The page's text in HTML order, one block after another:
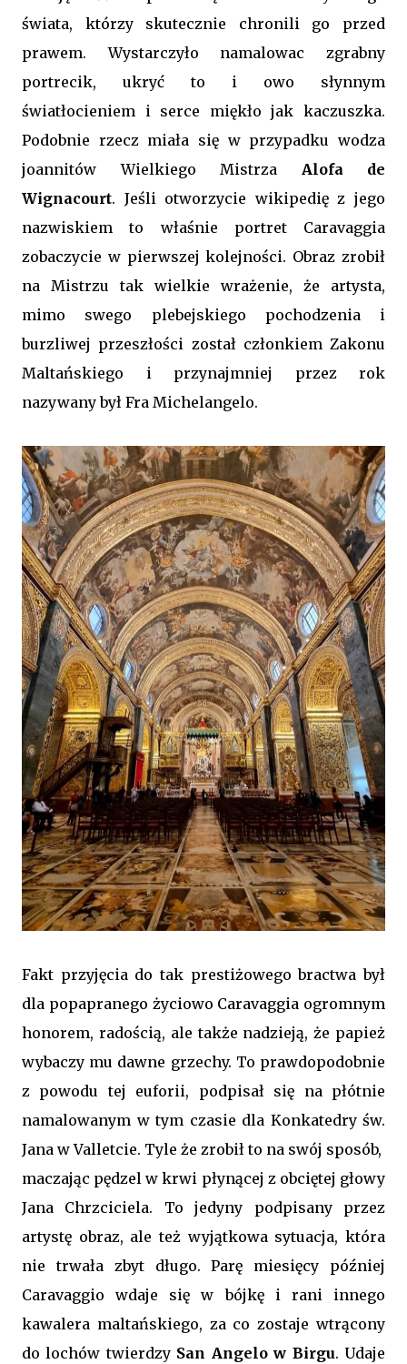
świata, którzy skutecznie chronili go przed
prawem. Wystarczyło namalowac zgrabny
portrecik, ukryć to i owo słynnym
światłocieniem i serce miękło jak kaczuszka.
Podobnie rzecz miała się w przypadku wodza
joannitów Wielkiego Mistrza Alofa de
Wignacourt. Jeśli otworzycie wikipedię z jego
nazwiskiem to właśnie portret Caravaggia
zobaczycie w pierwszej kolejności. Obraz zrobił
na Mistrzu tak wielkie wrażenie, że artysta,
mimo swego plebejskiego pochodzenia i
burzliwej przeszłości został członkiem Zakonu
Maltańskiego i przynajmniej przez rok
nazywany był Fra Michelangelo.
Fakt przyjęcia do tak prestiżowego bractwa był
dla popapranego życiowo Caravaggia ogromnym
honorem, radością, ale także nadzieją, że papież
wybaczy mu dawne grzechy. To prawdopodobnie
z powodu tej euforii, podpisał się na płótnie
namalowanym w tym czasie dla Konkatedry św.
Jana w Valletcie. Tyle że zrobił to na swój sposób,
maczając pędzel w krwi płynącej z obciętej głowy
Jana Chrzciciela. To jedyny podpisany przez
artystę obraz, ale też wyjątkowa sytuacja, która
nie trwała zbyt długo. Parę miesięcy później
Caravaggio wdaje się w bójkę i rani innego
kawalera maltańskiego, za co zostaje wtrącony
do lochów twierdzy San Angelo w Birgu. Udaje